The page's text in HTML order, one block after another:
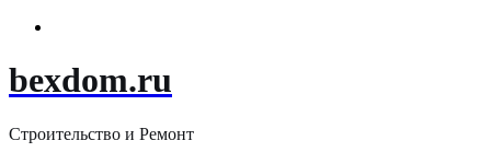
bexdom.ru
Строительство и Ремонт